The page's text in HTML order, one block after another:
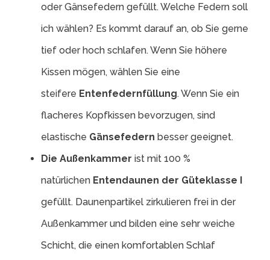
oder Gänsefedern gefüllt. Welche Federn soll
ich wählen? Es kommt darauf an, ob Sie gerne
tief oder hoch schlafen. Wenn Sie höhere
Kissen mögen, wählen Sie eine
steifere Entenfedernfüllung. Wenn Sie ein
flacheres Kopfkissen bevorzugen, sind
elastische Gänsefedern besser geeignet.
Die Außenkammer ist mit 100 %
natürlichen Entendaunen der Güteklasse I
gefüllt. Daunenpartikel zirkulieren frei in der
Außenkammer und bilden eine sehr weiche
Schicht, die einen komfortablen Schlaf